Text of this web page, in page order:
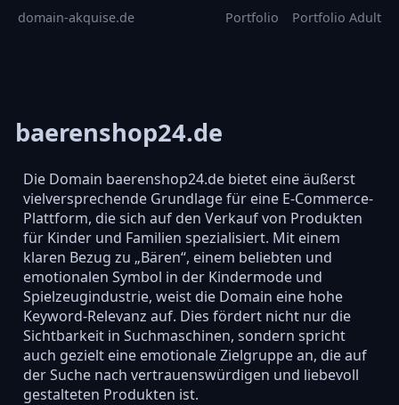
domain-akquise.de Portfolio Portfolio Adult
baerenshop24.de
Die Domain baerenshop24.de bietet eine äußerst
vielversprechende Grundlage für eine E-Commerce-
Plattform, die sich auf den Verkauf von Produkten
für Kinder und Familien spezialisiert. Mit einem
klaren Bezug zu „Bären“, einem beliebten und
emotionalen Symbol in der Kindermode und
Spielzeugindustrie, weist die Domain eine hohe
Keyword-Relevanz auf. Dies fördert nicht nur die
Sichtbarkeit in Suchmaschinen, sondern spricht
auch gezielt eine emotionale Zielgruppe an, die auf
der Suche nach vertrauenswürdigen und liebevoll
gestalteten Produkten ist.